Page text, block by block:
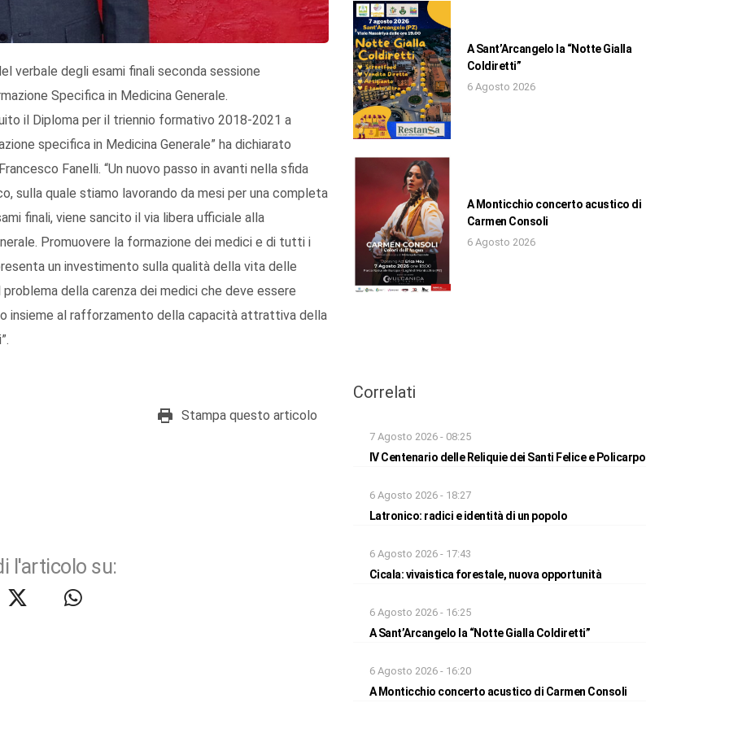
verbale degli esami finali seconda sessione
Specifica in Medicina Generale.
il Diploma per il triennio formativo 2018-2021 a
specifica in Medicina Generale” ha dichiarato
Fanelli. “Un nuovo passo in avanti nella sfida
sulla quale stiamo lavorando da mesi per una completa
finali, viene sancito il via libera ufficiale alla
Promuovere la formazione dei medici e di tutti i
un investimento sulla qualità della vita delle
della carenza dei medici che deve essere
insieme al rafforzamento della capacità attrattiva della
Stampa questo articolo
l'articolo su:
A Sant’Arcangelo la “Notte Gialla
Coldiretti”
6 Agosto 2026
A Monticchio concerto acustico di
Carmen Consoli
6 Agosto 2026
Correlati
7 Agosto 2026 - 08:25
IV Centenario delle Reliquie dei Santi Felice e Policarpo
6 Agosto 2026 - 18:27
Latronico: radici e identità di un popolo
6 Agosto 2026 - 17:43
Cicala: vivaistica forestale, nuova opportunità
6 Agosto 2026 - 16:25
A Sant’Arcangelo la “Notte Gialla Coldiretti”
6 Agosto 2026 - 16:20
A Monticchio concerto acustico di Carmen Consoli